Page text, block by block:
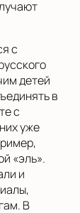
с
детей
в
с
уже
«эль».
и
В